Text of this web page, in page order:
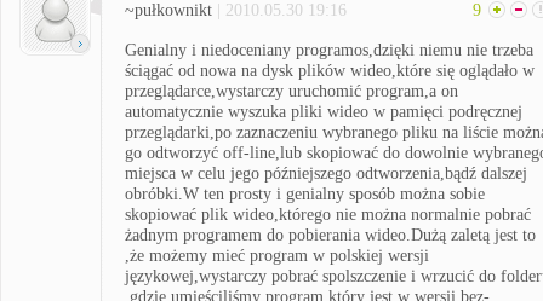
~pułkownikt | 2010.05.30 19:16 9
Genialny i niedoceniany programos,dzięki niemu nie trzeba
ściągać od nowa na dysk plików wideo,które się oglądało w
przeglądarce,wystarczy uruchomić program,a on
automatycznie wyszuka pliki wideo w pamięci podręcznej
przeglądarki,po zaznaczeniu wybranego pliku na liście
go odtworzyć off-line,lub skopiować do dowolnie
miejsca w celu jego późniejszego odtworzenia,bądź dalszej
obróbki.W ten prosty i genialny sposób można sobie
skopiować plik wideo,którego nie można normalnie pobrać
żadnym programem do pobierania wideo.Dużą zaletą jest to
,że możemy mieć program w polskiej wersji
językowej,wystarczy pobrać spolszczenie i wrzucić do
,gdzie umieściliśmy program,który jest w wersji bez-